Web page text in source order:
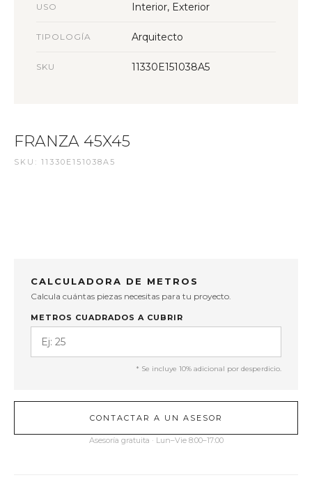
USO Interior, Exterior
TIPOLOGÍA Arquitecto
SKU 11330E151038A5
FRANZA 45X45
SKU: 11330E151038A5
CALCULADORA DE METROS
Calcula cuántas piezas necesitas para tu proyecto.
METROS CUADRADOS A CUBRIR
* Se incluye 10% adicional por desperdicio.
CONTACTAR A UN ASESOR
Asesoría gratuita · Lun–Vie 8:00–17:00